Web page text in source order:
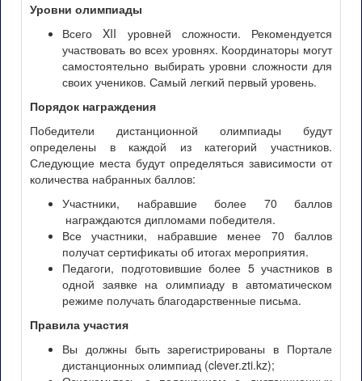
Уровни олимпиады
Всего XII уровней сложности. Рекомендуется
участвовать во всех уровнях. Координаторы могут
самостоятельно выбирать уровни сложности для
своих учеников. Самый легкий первый уровень.
Порядок награждения
Победители дистанционной олимпиады будут
определены в каждой из категорий участников.
Следующие места будут определяться зависимости от
количества набранных баллов:
Участники, набравшие более 70 баллов
награждаются дипломами победителя.
Все участники, набравшие менее 70 баллов
получат сертификаты об итогах мероприятия.
Педагоги, подготовившие более 5 участников в
одной заявке на олимпиаду в автоматическом
режиме получать благодарственные письма.
Правила участия
Вы должны быть зарегистрированы в Портале
дистанционных олимпиад (clever.zti.kz);